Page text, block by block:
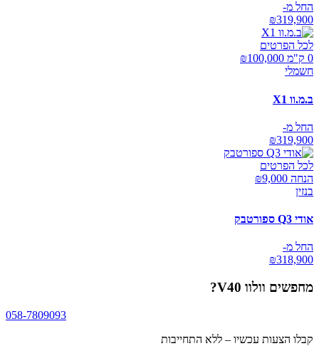
החל מ-
₪319,900
לכל הפרטים
0 ק"מ ₪
100,000
חשמלי
ב.מ.וו X1
החל מ-
₪319,900
לכל הפרטים
הנחה ₪ 9,000
בנזין
אודי Q3 ספורטבק
החל מ-
₪318,900
מחפשים וולוו V40 ?
058-7809093
קבלו הצעות עכשיו – ללא התחייבות